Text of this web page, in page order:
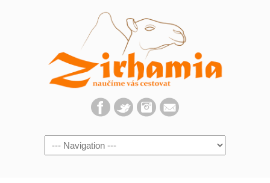
Navigation